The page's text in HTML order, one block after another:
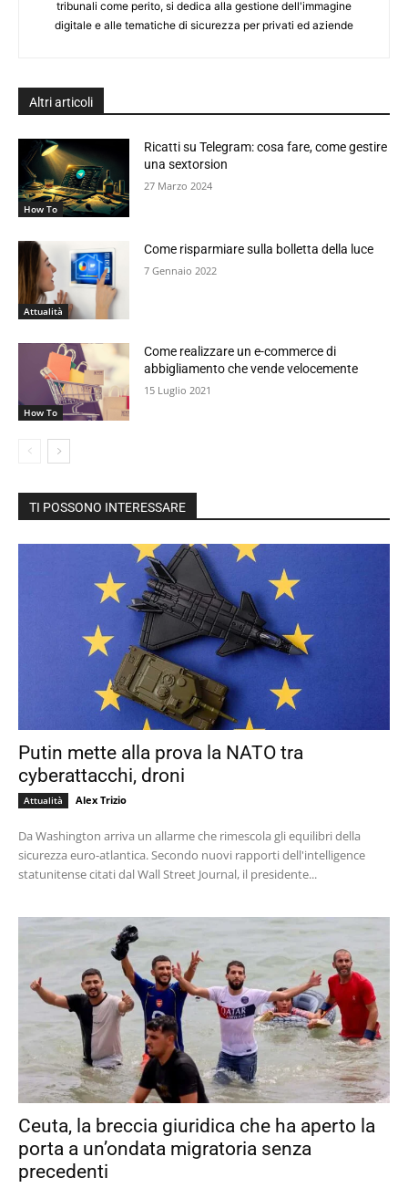
tribunali come perito, si dedica alla gestione dell'immagine
digitale e alle tematiche di sicurezza per privati ed aziende
Altri articoli
How To
Ricatti su Telegram: cosa fare, come gestire
una sextorsion
27 Marzo 2024
Attualità
Come risparmiare sulla bolletta della luce
7 Gennaio 2022
How To
Come realizzare un e-commerce di
abbigliamento che vende velocemente
15 Luglio 2021
TI POSSONO INTERESSARE
Putin mette alla prova la NATO tra
cyberattacchi, droni
Attualità Alex Trizio
Da Washington arriva un allarme che rimescola gli equilibri della
sicurezza euro-atlantica. Secondo nuovi rapporti dell'intelligence
statunitense citati dal Wall Street Journal, il presidente...
Ceuta, la breccia giuridica che ha aperto la
porta a un’ondata migratoria senza
precedenti